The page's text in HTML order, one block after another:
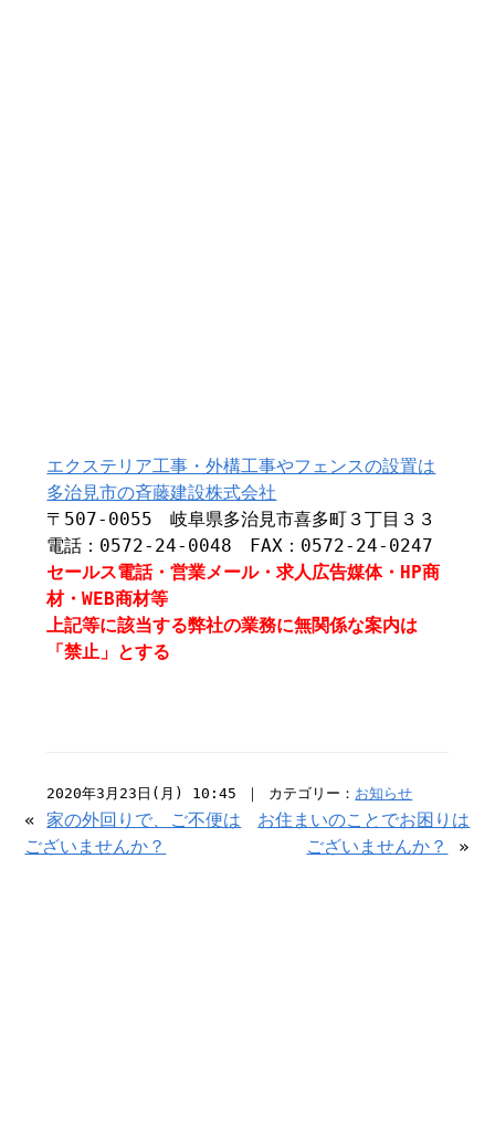
エクステリア工事・外構工事やフェンスの設置は
多治見市の斉藤建設株式会社
〒507-0055 岐阜県多治見市喜多町３丁目３３
電話：0572-24-0048 FAX：0572-24-0247
セールス電話・営業メール・求人広告媒体・HP商
材・WEB商材等
上記等に該当する弊社の業務に無関係な案内は
「禁止」とする
2020年3月23日(月) 10:45 ｜ カテゴリー： お知らせ
«家の外回りで、ご不便は
ございませんか？
お住まいのことでお困りは
ございませんか？
»